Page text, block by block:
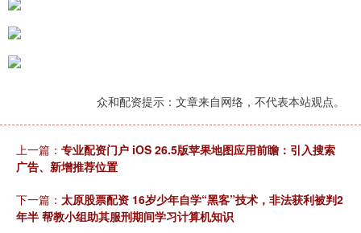
众和配资提示：文章来自网络，不代表本站观点。
上一篇： 专业配资门户 iOS 26.5版苹果地图应用前瞻：引入搜索
广告、新增推荐位置
下一篇： 太原股票配资 16岁少年自学“黑客”技术，非法获利被判2
年半 帮教小组助其服刑期间学习计算机知识